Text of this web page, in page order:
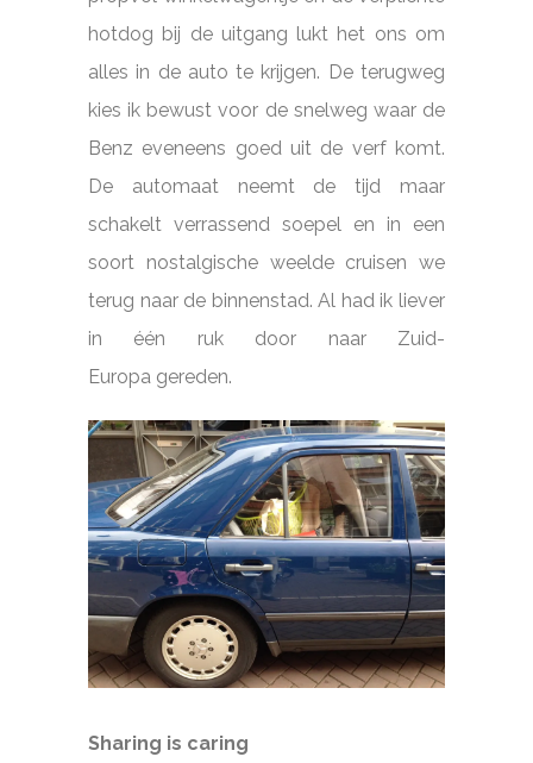
hotdog bij de uitgang lukt het ons om
alles in de auto te krijgen. De terugweg
kies ik bewust voor de snelweg waar de
Benz eveneens goed uit de verf komt.
De automaat neemt de tijd maar
schakelt verrassend soepel en in een
soort nostalgische weelde cruisen we
terug naar de binnenstad. Al had ik liever
in één ruk door naar Zuid-
Europa gereden.
Sharing is caring